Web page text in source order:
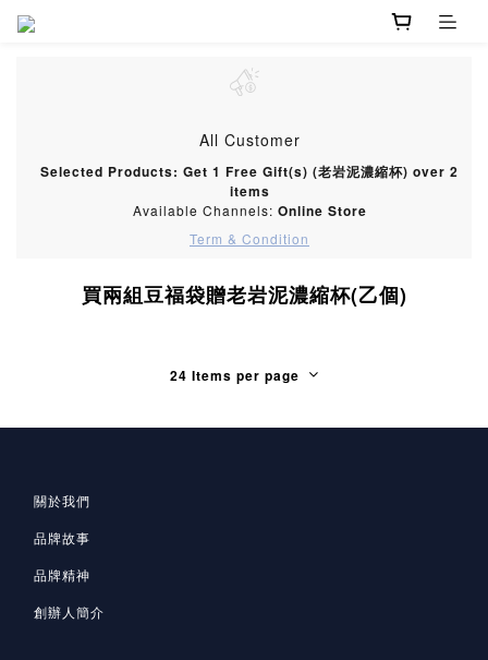
All Customer
Selected Products: Get 1 Free Gift(s) (老岩泥濃縮杯) over 2
items
Available Channels: Online Store
Term & Condition
買兩組豆福袋贈老岩泥濃縮杯(乙個)
24 Items per page
關於我們
品牌故事
品牌精神
創辦人簡介